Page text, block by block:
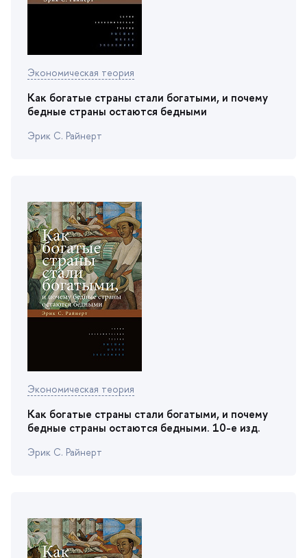
Экономическая теория
Как богатые страны стали богатыми, и почему
едные страны остаются бедными
Эрик С. Райнерт
Экономическая теория
Как богатые страны стали богатыми, и почему
едные страны остаются бедными. 10-е изд.
Эрик С. Райнерт